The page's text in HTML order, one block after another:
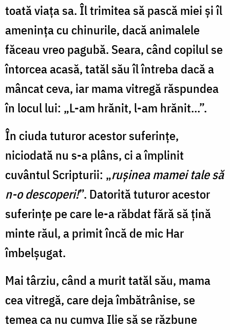
toată viaţa sa. Îl trimitea să pască miei şi îl
ameninţa cu chinurile, dacă animalele
făceau vreo pagubă. Seara, când copilul se
întorcea acasă, tatăl său îl întreba dacă a
mâncat ceva, iar mama vitregă răspundea
în locul lui: „L-am hrănit, l-am hrănit…”.
În ciuda tuturor acestor suferinţe,
niciodată nu s-a plâns, ci a împlinit
cuvântul Scripturii: „ruşinea mamei tale să
n-o descoperi!”. Datorită tuturor acestor
suferinţe pe care le-a răbdat fără să ţină
minte răul, a primit încă de mic Har
îmbelşugat.
Mai târziu, când a murit tatăl său, mama
cea vitregă, care deja îmbătrânise, se
temea ca nu cumva Ilie să se răzbune